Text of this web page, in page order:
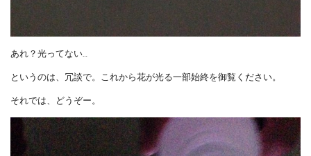
あれ？光ってない…
というのは、冗談で。これから花が光る一部始終を御覧ください。
それでは、どうぞー。